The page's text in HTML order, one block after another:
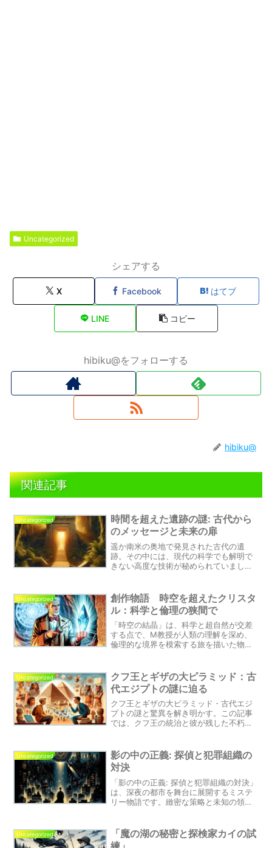
Uncategorized
シェアする
X Facebook はてブ
LINE コピー
hibiku@をフォローする
hibiku@
関連記事
Uncategorized
時間を超えた遺跡の謎: 古代から
のメッセージと未来の扉
遥か南米の奥地で発見された古代の遺
跡。その中には、現代の科学でも解明で
きない高度な技術が秘められていまし
未来への深い洞察を提供します。遺跡学
者の冒険を通じて、未来からのメッセー
ジを探り、人類の未来を明るいものにす
るための行動を起こしましょう。
Uncategorized
創作物語 時空を超えたクリスタ
ル：科学と倫理の狭間で
「時空の結晶」は、科学と超自然が交差
する点で、M教授が人類の理解を深め、
倫理的な境界を模索する旅を描いた物語
けを提供します。
Uncategorized
クフ王とギザの大ピラミッド：古
代エジプトの謎に迫る
クフ王とギザの大ピラミッド・古代エジ
プトの謎と驚異を解き明かす。この記事
では、クフ王の統治と彼が残した不朽の
文化、技術、そしてその精神から学び取
ることのできる教訓を共有します。
Uncategorized
影の中の正義: 探偵と犯罪組織の
対決
「影の中の正義: 探偵と犯罪組織の対決」
は、深夜の都市を舞台に展開するミステ
リー物語です。緻密な策略と未知の領域
の物語は、見た目通りでない世界の真実
を見極め、どれだけ困難な状況でも前進
Uncategorized
「魔の湖の秘密と探検家カイの試